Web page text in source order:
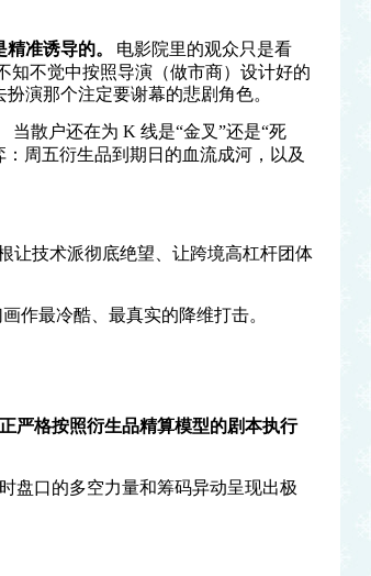
准诱导的。
电影院里的观众只是看
知不觉中按照导演（做市商）设计好的
演那个注定要谢幕的悲剧角色。
当散户还在为 K 线是“金叉 ”还是“死
周五衍生品到期日的血流成河，以及
让技术派彻底绝望、让跨境高杠杆团体
作最冷酷、最真实的降维打击。
严格按照衍生品精算模型的剧本执行
盘口的多空力量和筹码异动呈现出极